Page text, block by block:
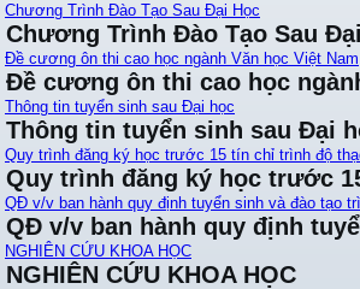
Chương Trình Đào Tạo Sau Đại Học
Chương Trình Đào Tạo Sau
Đề cương ôn thi cao học ngành Văn học Việt Nam
Đề cương ôn thi cao học
Thông tin tuyển sinh sau Đại học
Thông tin tuyển sinh sau Đại
Quy trình đăng ký học trước 15 tín chỉ trình độ
Quy trình đăng ký học trước
QĐ v/v ban hành quy định tuyển sinh và đào tạo
QĐ v/v ban hành quy định
NGHIÊN CỨU KHOA HỌC
NGHIÊN CỨU KHOA HỌC